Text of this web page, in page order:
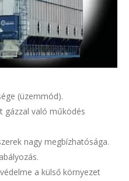
(üzemmód).
gázzal való működés
nagy megbízhatósága.
a külső környezet